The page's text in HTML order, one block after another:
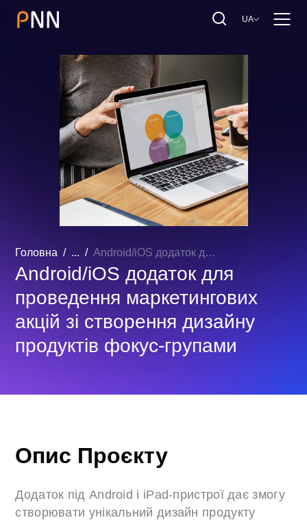
UA
Головна ... Android/iOS додаток для проведення маркетингових акцій зі створення дизайну продуктів фокус-групами
Android/iOS додаток для
проведення маркетингових
акцій зі створення дизайну
продуктів фокус-групами
Опис Проєкту
Додаток під Android і iPad-пристрої дає змогу
створювати унікальний дизайн продукту